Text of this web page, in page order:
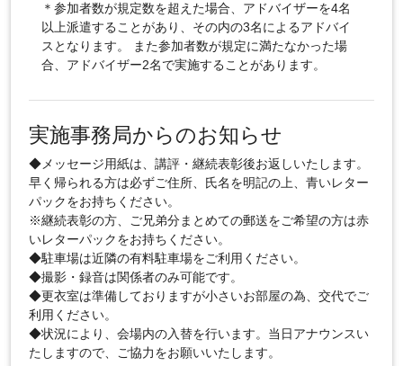
＊参加者数が規定数を超えた場合、アドバイザーを4名
以上派遣することがあり、その内の3名によるアドバイ
スとなります。 また参加者数が規定に満たなかった場
合、アドバイザー2名で実施することがあります。
実施事務局からのお知らせ
◆メッセージ用紙は、講評・継続表彰後お返しいたします。
早く帰られる方は必ずご住所、氏名を明記の上、青いレター
パックをお持ちください。
※継続表彰の方、ご兄弟分まとめての郵送をご希望の方は赤
いレターパックをお持ちください。
◆駐車場は近隣の有料駐車場をご利用ください。
◆撮影・録音は関係者のみ可能です。
◆更衣室は準備しておりますが小さいお部屋の為、交代でご
利用ください。
◆状況により、会場内の入替を行います。当日アナウンスい
たしますので、ご協力をお願いいたします。